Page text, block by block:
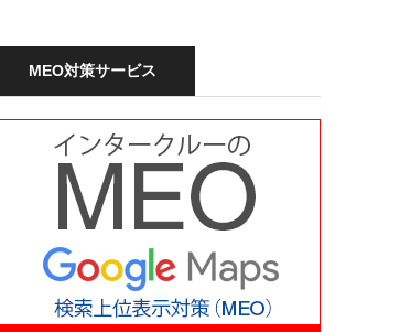
MEO対策サービス